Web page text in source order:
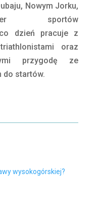
Nowym Jorku,
sportów
co dzień pracuje z
oraz
przygodę ze
do startów.
wysokogórskiej?